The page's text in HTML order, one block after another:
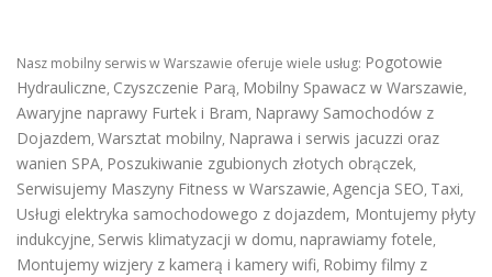
Nasz mobilny serwis w Warszawie oferuje wiele usług: Pogotowie
Hydrauliczne, Czyszczenie Parą, Mobilny Spawacz w Warszawie,
Awaryjne naprawy Furtek i Bram, Naprawy Samochodów z
Dojazdem, Warsztat mobilny, Naprawa i serwis jacuzzi oraz
wanien SPA, Poszukiwanie zgubionych złotych obrączek,
Serwisujemy Maszyny Fitness w Warszawie, Agencja SEO, Taxi,
Usługi elektryka samochodowego z dojazdem, Montujemy płyty
indukcyjne, Serwis klimatyzacji w domu, naprawiamy fotele,
Montujemy wizjery z kamerą i kamery wifi, Robimy filmy z